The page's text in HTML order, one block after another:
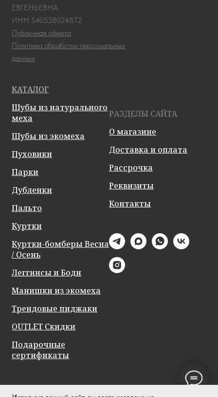
ЕВГЕНЬЕВНА
ИНН 540538024872
Публичная оферта
Политика обработки персональных
данных
КАТАЛОГ
Шубы из натурального
меха
Шубы из экомеха
Пуховики
Парки
Дубленки
Пальто
Куртки
Куртки-бомберы Весна
/ Осень
Леггинсы и Боди
Манишки из экомеха
Трендовые пиджаки
OUTLET Скидки
Подарочные
сертификаты
РАЗДЕЛЫ САЙТА
О магазине
Доставка и оплата
Рассрочка
Реквизиты
Контакты